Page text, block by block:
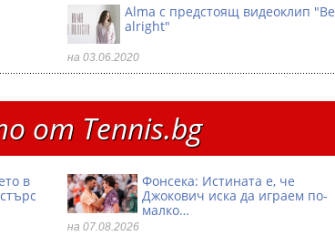
Alma с предстоящ видеоклип "Be
alright"
на 03.06.2020
от Тennis.bg
в
Фонсека: Истината е, че
Джокович иска да играем по-
малко…
на 07.08.2026